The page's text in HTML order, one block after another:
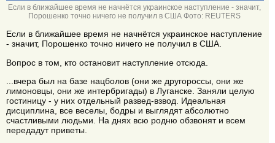
Если в ближайшее время не начнётся украинское наступление - значит,
Порошенко точно ничего не получил в США Фото: REUTERS
Если в ближайшее время не начнётся украинское наступление
- значит, Порошенко точно ничего не получил в США.
Вопрос в том, кто остановит наступление отсюда.
...вчера был на базе нацболов (они же другороссы, они же
лимоновцы, они же интербригады) в Луганске. Заняли целую
гостиницу - у них отдельный развед-взвод. Идеальная
дисциплина, все веселы, бодры и выглядят абсолютно
счастливыми людьми. На днях всю родню обзвонят и всем
передадут приветы.